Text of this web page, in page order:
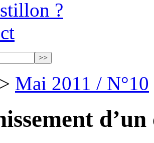
?
> Mai 2011 / N°10